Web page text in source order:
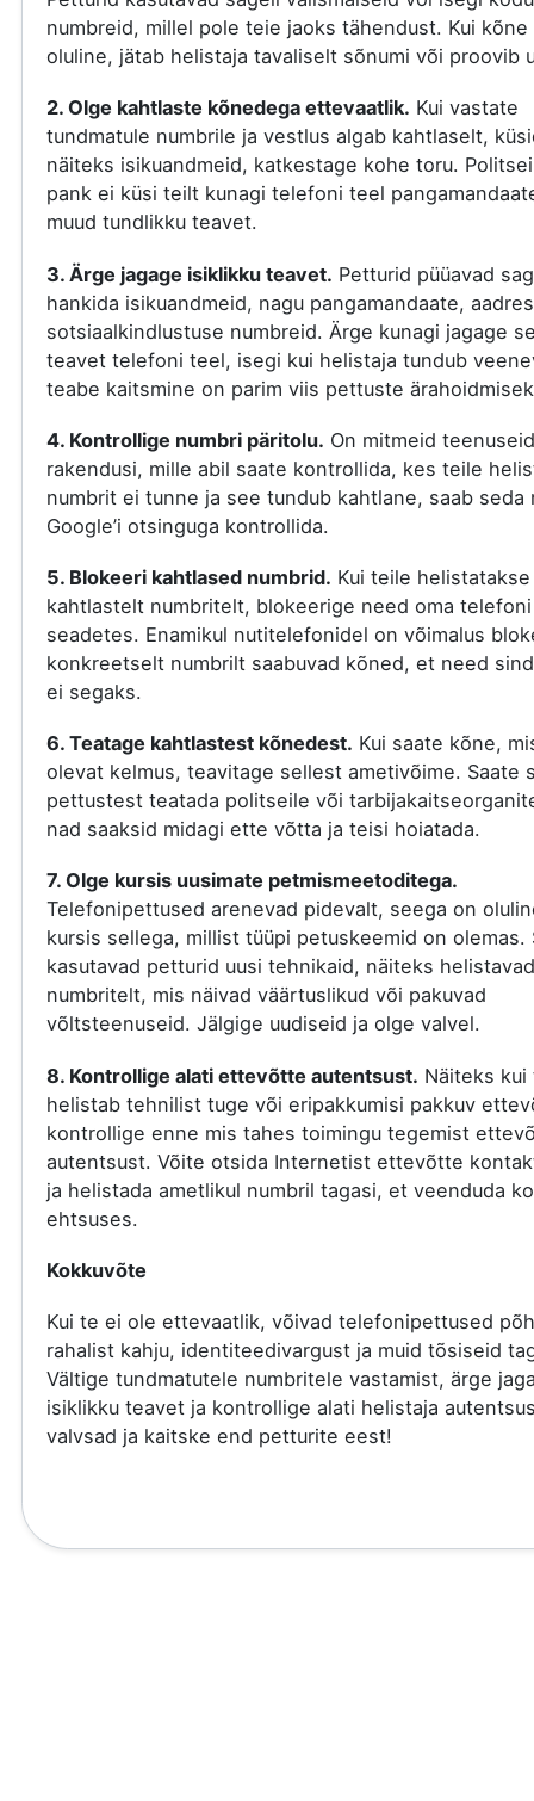
numbreid, millel pole teie jaoks tähendust. Kui kõne
oluline, jätab helistaja tavaliselt sõnumi või proovib
2. Olge kahtlaste kõnedega ettevaatlik. Kui vastate
tundmatule numbrile ja vestlus algab kahtlaselt,
näiteks isikuandmeid, katkestage kohe toru.
pank ei küsi teilt kunagi telefoni teel
muud tundlikku teavet.
3. Ärge jagage isiklikku teavet. Petturid püüavad
hankida isikuandmeid, nagu pangamandaate,
sotsiaalkindlustuse numbreid. Ärge kunagi jagage
teavet telefoni teel, isegi kui helistaja tundub
teabe kaitsmine on parim viis pettuste
4. Kontrollige numbri päritolu. On mitmeid
rakendusi, mille abil saate kontrollida, kes teile
numbrit ei tunne ja see tundub kahtlane, saab seda
Google’i otsinguga kontrollida.
5. Blokeeri kahtlased numbrid. Kui teile
kahtlastelt numbritelt, blokeerige need oma telefoni
seadetes. Enamikul nutitelefonidel on võimalus
konkreetselt numbrilt saabuvad kõned, et need
ei segaks.
6. Teatage kahtlastest kõnedest. Kui saate kõne,
olevat kelmus, teavitage sellest ametivõime. Saate
pettustest teatada politseile või
nad saaksid midagi ette võtta ja teisi hoiatada.
7. Olge kursis uusimate petmismeetoditega.
Telefonipettused arenevad pidevalt, seega on
kursis sellega, millist tüüpi petuskeemid on olemas.
kasutavad petturid uusi tehnikaid, näiteks helistavad
numbritelt, mis näivad väärtuslikud või pakuvad
võltsteenuseid. Jälgige uudiseid ja olge valvel.
8. Kontrollige alati ettevõtte autentsust. Näiteks kui
helistab tehnilist tuge või eripakkumisi pakkuv
kontrollige enne mis tahes toimingu tegemist
autentsust. Võite otsida Internetist ettevõtte
ja helistada ametlikul numbril tagasi, et veenduda
ehtsuses.
Kokkuvõte
Kui te ei ole ettevaatlik, võivad telefonipettused
rahalist kahju, identiteedivargust ja muid tõsiseid
Vältige tundmatutele numbritele vastamist, ärge
isiklikku teavet ja kontrollige alati helistaja
valvsad ja kaitske end petturite eest!